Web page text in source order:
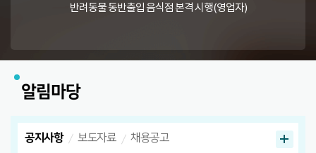
반려동물 동반출입 음식점 본격 시행(영업자)
알림마당
공지사항 보도자료 채용공고